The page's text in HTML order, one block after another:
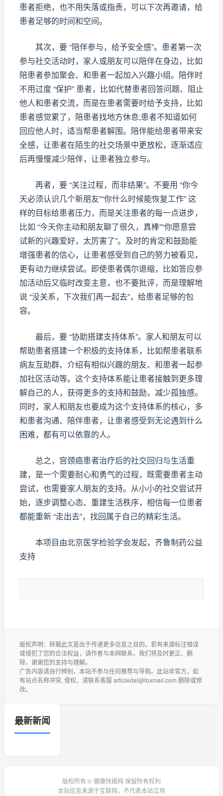
患者拒绝，也不用失落或指责，可以下次再邀请，给
患者足够的时间和空间。
其次，要 “陪伴参与，给予安全感”。患者第一次
参与社交活动时，家人或朋友可以陪伴在身边，比如
陪患者参加聚会、和患者一起加入兴趣小组。陪伴时
不用过度 “保护” 患者，比如代替患者回答问题、阻止
他人和患者交流，而是在患者需要时给予支持，比如
患者感觉累了，陪患者找地方休息;患者不知道如何
回应他人时，适当帮患者解围。陪伴能给患者带来安
全感，让患者在陌生的社交场景中更放松，逐渐适应
后再慢慢减少陪伴，让患者独立参与。
再者，要 “关注过程，而非结果”。不要用 “你今
天必须认识几个新朋友”“你什么时候能恢复工作” 这
样的目标给患者压力，而是关注患者的每一点进步，
比如 “今天你主动和朋友聊了很久，真棒”“你愿意尝
试新的兴趣爱好，太厉害了”。及时的肯定和鼓励能
增强患者的信心，让患者感受到自己的努力被看见，
更有动力继续尝试。即使患者偶尔退缩，比如答应参
加活动后又临时改变主意，也不要批评，而是理解地
说 “没关系，下次我们再一起去”，给患者足够的包
容。
最后，要 “协助搭建支持体系”。家人和朋友可以
帮助患者搭建一个积极的支持体系，比如帮患者联系
病友互助群、介绍有相似兴趣的朋友、和患者一起参
加社区活动等。这个支持体系能让患者接触到更多理
解自己的人，获得更多的支持和鼓励，减少孤独感。
同时，家人和朋友也要成为这个支持体系的核心，多
和患者沟通、陪伴患者，让患者感受到无论遇到什么
困难，都有可以依靠的人。
总之，宫颈癌患者治疗后的社交回归与生活重
建，是一个需要耐心和勇气的过程，既需要患者主动
尝试，也需要家人朋友的支持。从小小的社交尝试开
始，逐步调整心态、重建生活秩序，相信每一位患者
都能重新 “走出去”，找回属于自己的精彩生活。
本项目由北京医学检验学会发起，齐鲁制药公益
支持
版权声明：转载此文是出于传递更多信息之目的。若有来源标注错误
或侵犯了您的合法权益，请作者与本网联系，我们将及时更正、删
除，谢谢您的支持与理解。
广告内容请自行辨别，本站不参与任何推荐与导购。此站非官方，如
有站点名称冲突, 侵权，请联系客服 articledel@foxmail.com 删除或修
改。
最新新闻
版权所有 © 健康快报网 保留所有权利
本站信息来源于互联网，不代表本站立场